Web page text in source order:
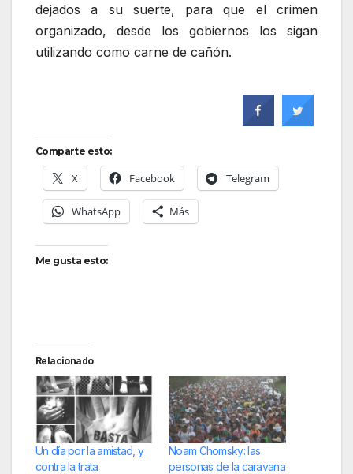
dejados a su suerte, para que el crimen
organizado, desde los gobiernos los sigan
utilizando como carne de cañón.
Comparte esto:
X Facebook Telegram
WhatsApp Más
Me gusta esto:
Relacionado
Un día por la amistad, y
contra la trata
Noam Chomsky: las
personas de la caravana